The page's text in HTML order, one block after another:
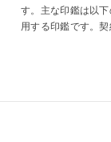
す。主な印鑑は以
用する印鑑です。契